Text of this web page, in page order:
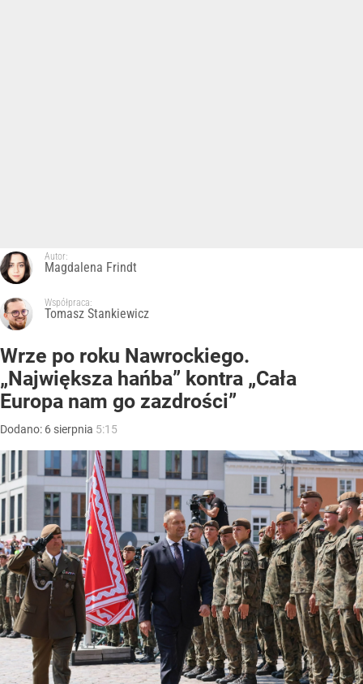
Autor:
Magdalena Frindt
Współpraca:
Tomasz Stankiewicz
Wrze po roku Nawrockiego.
„Największa hańba” kontra „Cała
Europa nam go zazdrości”
Dodano: 6 sierpnia 5:15